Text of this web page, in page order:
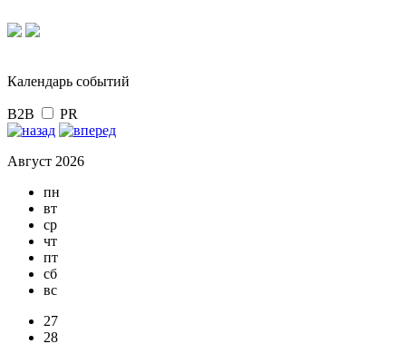
Календарь событий
B2B PR
Август 2026
пн
вт
ср
чт
пт
сб
вс
27
28